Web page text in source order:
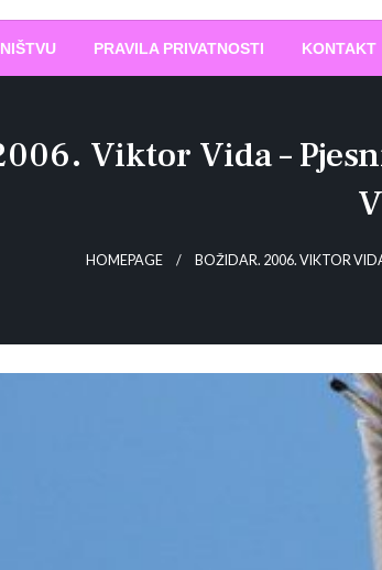
DOBRO
PRAVILA PRIVATNOSTI KONTAKT
Viktor Vida –
HOMEPAGE BOŽIDAR. 2006. VIKTOR